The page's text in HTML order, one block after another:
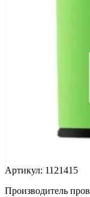
Артикул: 1121415
Производитель